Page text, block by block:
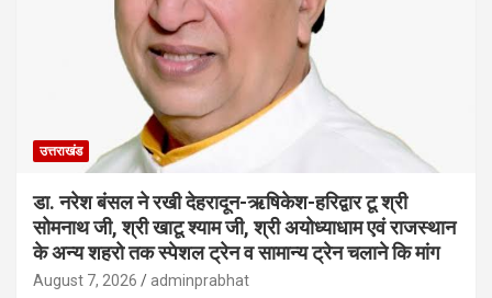
उत्तराखंड
डा. नरेश बंसल ने रखी देहरादून-ऋषिकेश-हरिद्वार टू श्री
सोमनाथ जी, श्री खाटू श्याम जी, श्री अयोध्याधाम एवं राजस्थान
के अन्य शहरो तक स्पेशल ट्रेन व सामान्य ट्रेन चलाने कि मांग
August 7, 2026 adminprabhat